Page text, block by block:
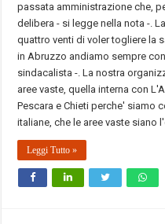
passata amministrazione che,
delibera - si legge nella nota -.
quattro venti di voler togliere la
in Abruzzo andiamo sempre
sindacalista -. La nostra
aree vaste, quella interna con
Pescara e Chieti perche' siamo
italiane, che le aree vaste
Leggi Tutto »